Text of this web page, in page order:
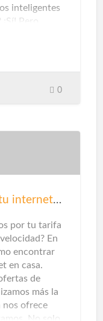
inteligentes
Pero…
artefacto
considere
desde
gasto
los
0
Las mejores ofertas para tu internet en casa
por tu tarifa
En
encontrar
en casa.
de
más la
nos ofrece
No solo